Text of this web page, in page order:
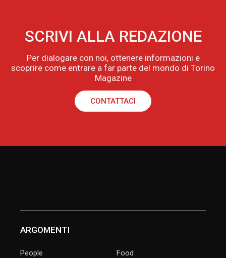
SCRIVI ALLA REDAZIONE
Per dialogare con noi, ottenere informazioni e
scoprire come entrare a far parte del mondo di Torino
Magazine
CONTATTACI
ARGOMENTI
People Food